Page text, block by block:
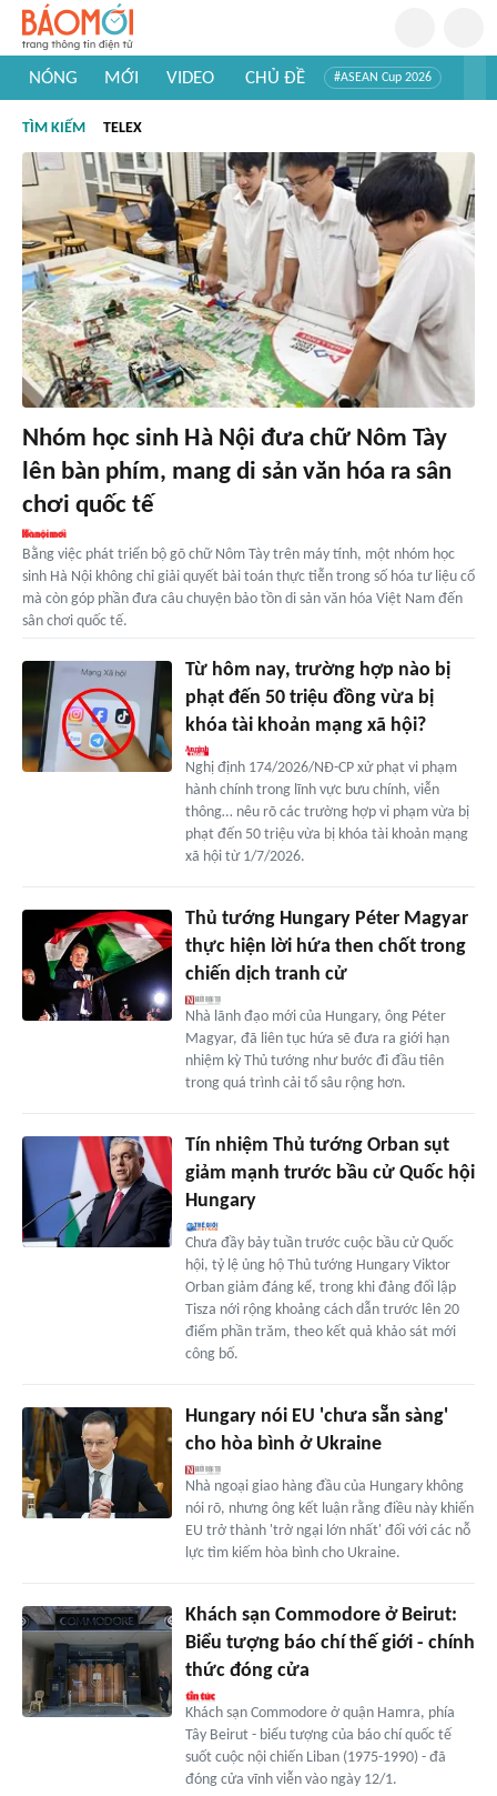
NÓNG MỚI VIDEO CHỦ ĐỀ #ASEAN Cup 2026
#Khám phá thế giới
TÌM KIẾM TELEX
Nhóm học sinh Hà Nội đưa chữ Nôm Tày
lên bàn phím, mang di sản văn hóa ra sân
chơi quốc tế
Bằng việc phát triển bộ gõ chữ Nôm Tày trên máy tính, một nhóm học
sinh Hà Nội không chỉ giải quyết bài toán thực tiễn trong số hóa tư liệu cổ
mà còn góp phần đưa câu chuyện bảo tồn di sản văn hóa Việt Nam đến
sân chơi quốc tế.
Từ hôm nay, trường hợp nào bị
phạt đến 50 triệu đồng vừa bị
khóa tài khoản mạng xã hội?
Nghị định 174/2026/NĐ-CP xử phạt vi phạm
hành chính trong lĩnh vực bưu chính, viễn
thông… nêu rõ các trường hợp vi phạm vừa bị
phạt đến 50 triệu vừa bị khóa tài khoản mạng
xã hội từ 1/7/2026.
Thủ tướng Hungary Péter Magyar
thực hiện lời hứa then chốt trong
chiến dịch tranh cử
Nhà lãnh đạo mới của Hungary, ông Péter
Magyar, đã liên tục hứa sẽ đưa ra giới hạn
nhiệm kỳ Thủ tướng như bước đi đầu tiên
trong quá trình cải tổ sâu rộng hơn.
Tín nhiệm Thủ tướng Orban sụt
giảm mạnh trước bầu cử Quốc hội
Hungary
Chưa đầy bảy tuần trước cuộc bầu cử Quốc
hội, tỷ lệ ủng hộ Thủ tướng Hungary Viktor
Orban giảm đáng kể, trong khi đảng đối lập
Tisza nới rộng khoảng cách dẫn trước lên 20
điểm phần trăm, theo kết quả khảo sát mới
công bố.
Hungary nói EU 'chưa sẵn sàng'
cho hòa bình ở Ukraine
Nhà ngoại giao hàng đầu của Hungary không
nói rõ, nhưng ông kết luận rằng điều này khiến
EU trở thành 'trở ngại lớn nhất' đối với các nỗ
lực tìm kiếm hòa bình cho Ukraine.
Khách sạn Commodore ở Beirut:
Biểu tượng báo chí thế giới - chính
thức đóng cửa
Khách sạn Commodore ở quận Hamra, phía
Tây Beirut - biểu tượng của báo chí quốc tế
suốt cuộc nội chiến Liban (1975-1990) - đã
đóng cửa vĩnh viễn vào ngày 12/1.